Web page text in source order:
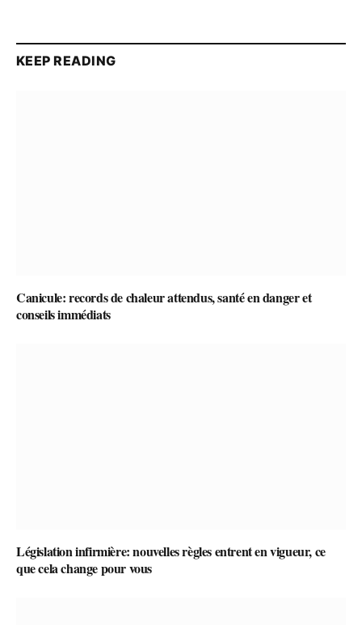
KEEP READING
Canicule: records de chaleur attendus, santé en danger et
conseils immédiats
Législation infirmière: nouvelles règles entrent en vigueur, ce
que cela change pour vous